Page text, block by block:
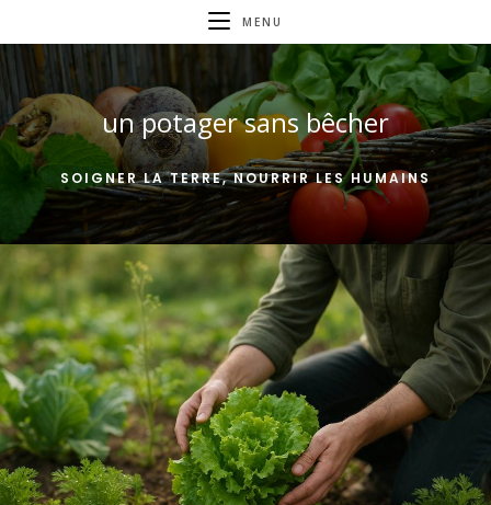
to
content
MENU
un potager sans bêcher
SOIGNER LA TERRE, NOURRIR LES HUMAINS